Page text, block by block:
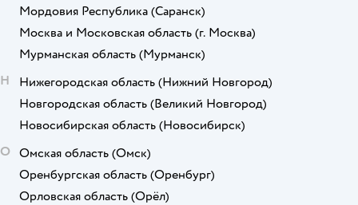
Мордовия Республика (Саранск)
Москва и Московская область (г. Москва)
Мурманская область (Мурманск)
Н
Нижегородская область (Нижний Новгород)
Новгородская область (Великий Новгород)
Новосибирская область (Новосибирск)
О Омская область (Омск)
Оренбургская область (Оренбург)
Орловская область (Орёл)